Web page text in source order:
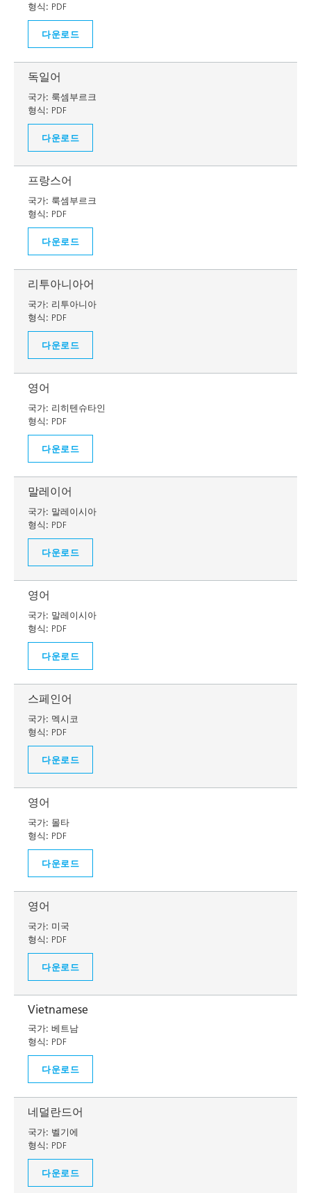
형식: PDF
다운로드
독일어
국가: 룩셈부르크
형식: PDF
다운로드
프랑스어
국가: 룩셈부르크
형식: PDF
다운로드
리투아니아어
국가: 리투아니아
형식: PDF
다운로드
영어
국가: 리히텐슈타인
형식: PDF
다운로드
말레이어
국가: 말레이시아
형식: PDF
다운로드
영어
국가: 말레이시아
형식: PDF
다운로드
스페인어
국가: 멕시코
형식: PDF
다운로드
영어
국가: 몰타
형식: PDF
다운로드
영어
국가: 미국
형식: PDF
다운로드
Vietnamese
국가: 베트남
형식: PDF
다운로드
네덜란드어
국가: 벨기에
형식: PDF
다운로드